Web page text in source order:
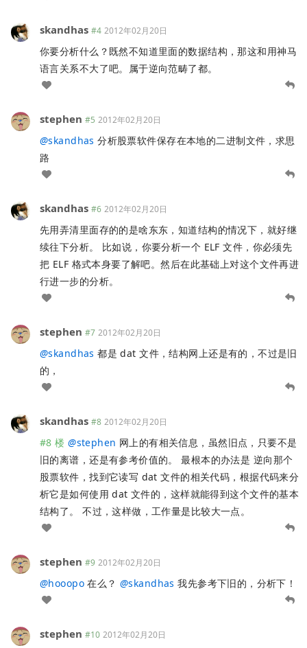
skandhas #4 2012年02月20日
你要分析什么？既然不知道里面的数据结构，那这和用神马
语言关系不大了吧。属于逆向范畴了都。
stephen #5 2012年02月20日
@skandhas 分析股票软件保存在本地的二进制文件，求思
路
skandhas #6 2012年02月20日
先用弄清里面存的的是啥东东，知道结构的情况下，就好继
续往下分析。 比如说，你要分析一个 ELF 文件，你必须先
把 ELF 格式本身要了解吧。然后在此基础上对这个文件再进
行进一步的分析。
stephen #7 2012年02月20日
@skandhas 都是 dat 文件，结构网上还是有的，不过是旧
的，
skandhas #8 2012年02月20日
#8 楼 @stephen 网上的有相关信息，虽然旧点，只要不是
旧的离谱，还是有参考价值的。 最根本的办法是 逆向那个
股票软件，找到它读写 dat 文件的相关代码，根据代码来分
析它是如何使用 dat 文件的，这样就能得到这个文件的基本
结构了。 不过，这样做，工作量是比较大一点。
stephen #9 2012年02月20日
@hooopo在么？@skandhas 我先参考下旧的，分析下！
stephen #10 2012年02月20日